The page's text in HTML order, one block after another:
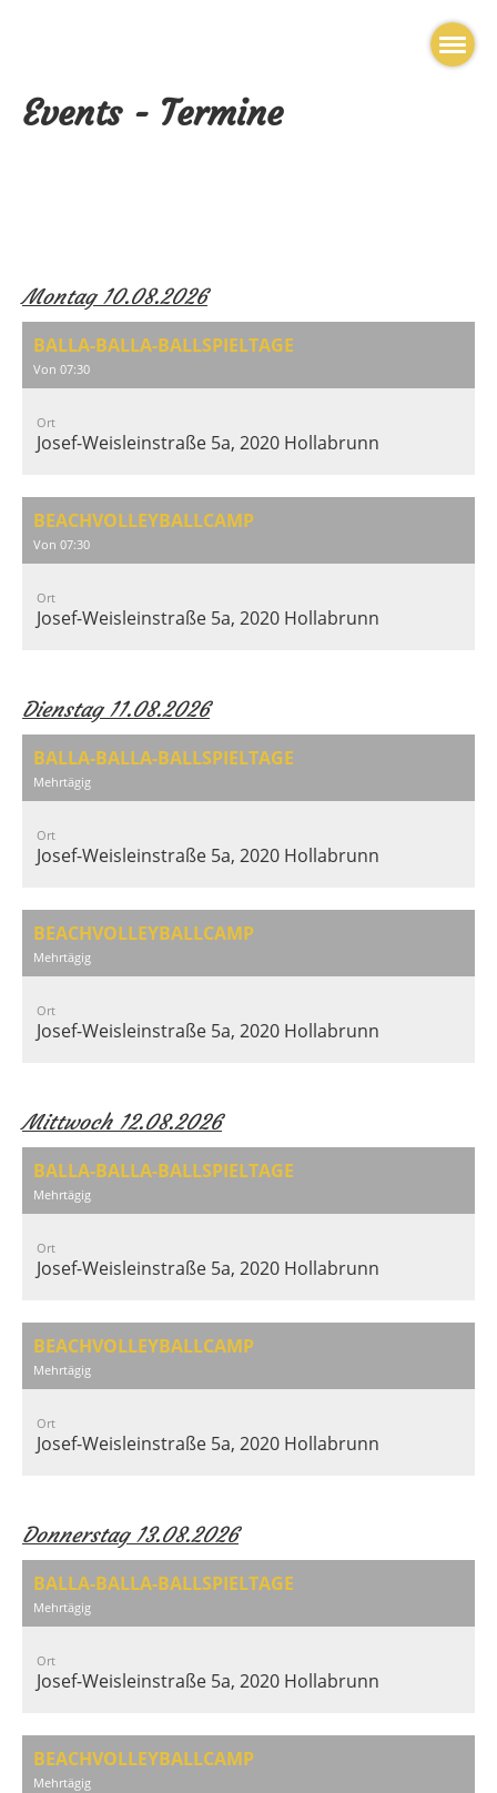
Events - Termine
Montag 10.08.2026
BALLA-BALLA-BALLSPIELTAGE
Von 07:30
Ort
Josef-Weisleinstraße 5a, 2020 Hollabrunn
BEACHVOLLEYBALLCAMP
Von 07:30
Ort
Josef-Weisleinstraße 5a, 2020 Hollabrunn
Dienstag 11.08.2026
BALLA-BALLA-BALLSPIELTAGE
Mehrtägig
Ort
Josef-Weisleinstraße 5a, 2020 Hollabrunn
BEACHVOLLEYBALLCAMP
Mehrtägig
Ort
Josef-Weisleinstraße 5a, 2020 Hollabrunn
Mittwoch 12.08.2026
BALLA-BALLA-BALLSPIELTAGE
Mehrtägig
Ort
Josef-Weisleinstraße 5a, 2020 Hollabrunn
BEACHVOLLEYBALLCAMP
Mehrtägig
Ort
Josef-Weisleinstraße 5a, 2020 Hollabrunn
Donnerstag 13.08.2026
BALLA-BALLA-BALLSPIELTAGE
Mehrtägig
Ort
Josef-Weisleinstraße 5a, 2020 Hollabrunn
BEACHVOLLEYBALLCAMP
Mehrtägig